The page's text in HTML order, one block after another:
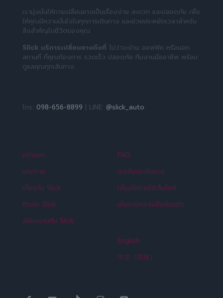
เรามุ่งมั่นให้การเปลี่ยนยางเป็นเรื่องง่าย สะดวก และปลอดภัย เพื่อ
ให้คุณมีความมั่นใจในทุกการเดินทาง และช่วยประหยัดเวลาสำหรับ
สิ่งสำคัญในชีวิตของคุณ
Slick บริการเปลี่ยนยางถึงที่ ไม่ว่าจะบ้าน ออฟฟิศ หรือนอก
สถานที่ ที่คุณต้องการ รวดเร็ว ปลอดภัย ทีมงานมืออาชีพ พร้อม
ดูแลคุณทุกเส้นทาง
โทร: 098-656-8899 | LINE: @slick_auto
หน้าแรก
บทความ
เกี่ยวกับ Slick
ติดต่อ Slick
สมัครงานกับ Slick
FAQ
การรับประกันยาง
เงื่อนไขการใช้เว็บไซต์
นโยบายความเป็นส่วนตัว
English
中文（简体）